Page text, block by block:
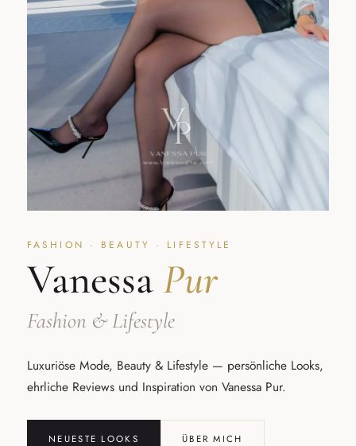
FASHION · BEAUTY · LIFESTYLE
VanessaPur
Fashion & Lifestyle
Luxuriöse Mode, Beauty & Lifestyle — persönliche Looks,
ehrliche Reviews und Inspiration von Vanessa Pur.
NEUESTE LOOKS ÜBER MICH